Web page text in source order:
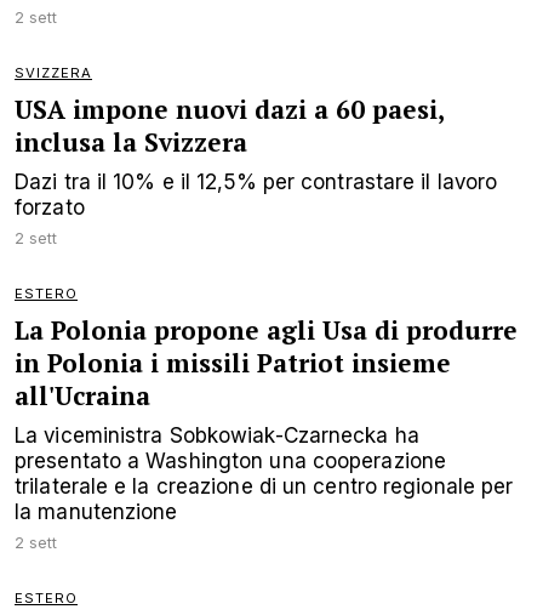
2 sett
SVIZZERA
USA impone nuovi dazi a 60 paesi,
inclusa la Svizzera
Dazi tra il 10% e il 12,5% per contrastare il lavoro
forzato
2 sett
ESTERO
La Polonia propone agli Usa di produrre
in Polonia i missili Patriot insieme
all'Ucraina
La viceministra Sobkowiak-Czarnecka ha
presentato a Washington una cooperazione
trilaterale e la creazione di un centro regionale per
la manutenzione
2 sett
ESTERO